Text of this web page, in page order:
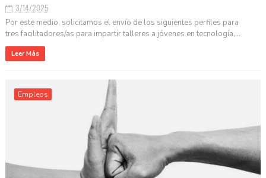
3/14/2025
Por este medio, solicitamos el envío de los siguientes perfiles para
tres facilitadores/as para impartir talleres a jóvenes en tecnología,...
Leer Más
Empleos